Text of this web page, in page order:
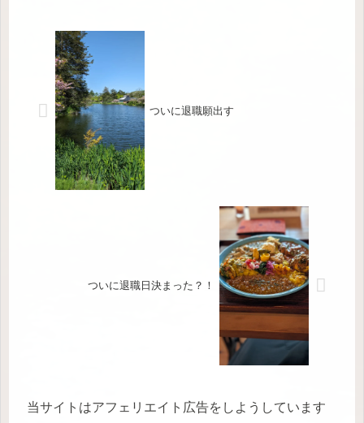
ついに退職願出す
ついに退職日決まった？！
当サイトはアフェリエイト広告をしようしています